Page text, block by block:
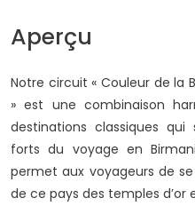
Aperçu
Notre circuit « Couleur de la
» est une combinaison
destinations classiques
forts du voyage en
permet aux voyageurs de
de ce pays des temples d’or